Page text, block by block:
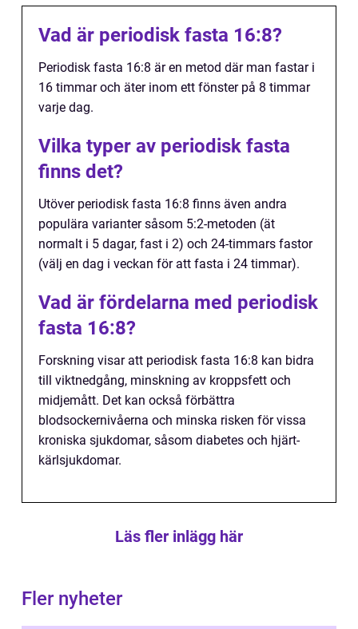
Vad är periodisk fasta 16:8?
Periodisk fasta 16:8 är en metod där man fastar i
16 timmar och äter inom ett fönster på 8 timmar
varje dag.
Vilka typer av periodisk fasta
finns det?
Utöver periodisk fasta 16:8 finns även andra
populära varianter såsom 5:2-metoden (ät
normalt i 5 dagar, fast i 2) och 24-timmars fastor
(välj en dag i veckan för att fasta i 24 timmar).
Vad är fördelarna med periodisk
fasta 16:8?
Forskning visar att periodisk fasta 16:8 kan bidra
till viktnedgång, minskning av kroppsfett och
midjemått. Det kan också förbättra
blodsockernivåerna och minska risken för vissa
kroniska sjukdomar, såsom diabetes och hjärt-
kärlsjukdomar.
Läs fler inlägg här
Fler nyheter